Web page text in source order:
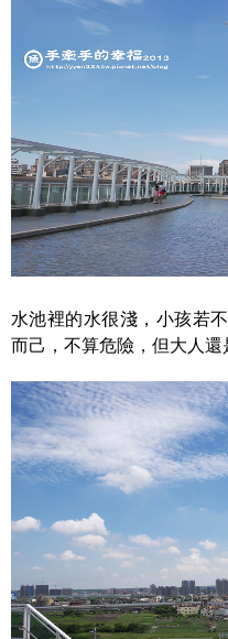
水池裡的水很淺，小孩若
而己，不算危險，但大人還